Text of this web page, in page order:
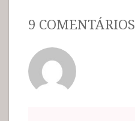
9 COMENTÁRIOS